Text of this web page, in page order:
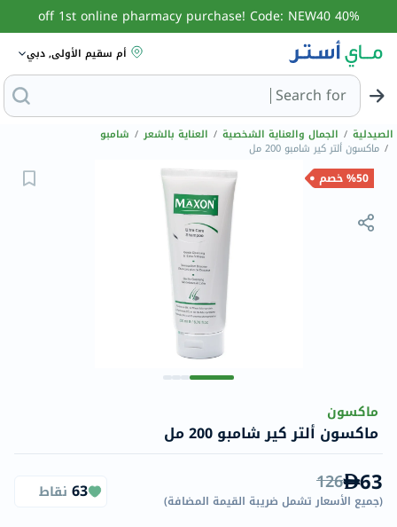
40% off 1st online pharmacy purchase! Code: NEW40
أم سقيم الأولى, دبي
Search forالبحث عن مزيل عرق
الصيدلية / الجمال والعناية الشخصية / العناية بالشعر / شامبو
/ ماكسون ألتر كير شامبو 200 مل
%50 خصم
ماكسون
ماكسون ألتر كير شامبو 200 مل
63
126
(جميع الأسعار تشمل ضريبة القيمة المضافة)
63 نقاط